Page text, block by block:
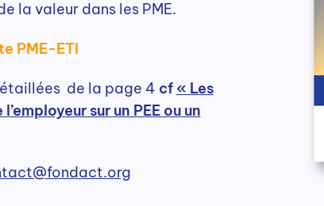
la valeur dans les PME.
PME-ETI
de la page 4 cf « Les
sur un PEE ou un